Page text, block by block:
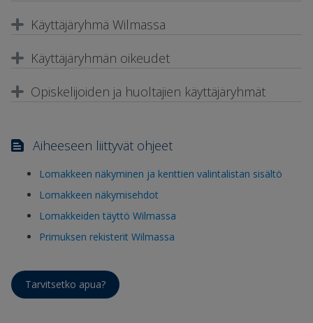
Käyttäjäryhmä Wilmassa
Käyttäjäryhmän oikeudet
Opiskelijoiden ja huoltajien käyttäjäryhmät
Aiheeseen liittyvät ohjeet
Lomakkeen näkyminen ja kenttien valintalistan sisältö
Lomakkeen näkymisehdot
Lomakkeiden täyttö Wilmassa
Primuksen rekisterit Wilmassa
Tarvitsetko apua?